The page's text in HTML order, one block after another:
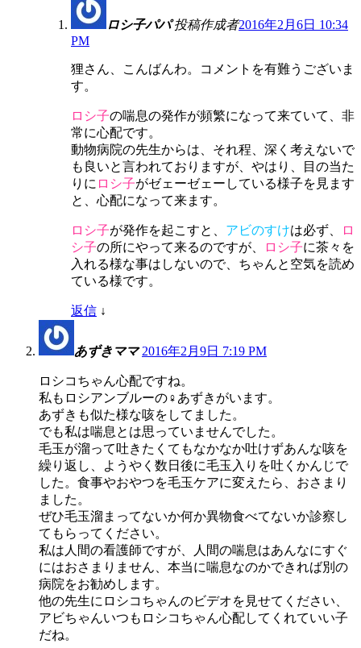
ロシ子パパ 投稿作成者2016年2月6日 10:34
PM
狸さん、こんばんわ。コメントを有難うございま
す。
ロシ子の喘息の発作が頻繁になって来ていて、非
常に心配です。
動物病院の先生からは、それ程、深く考えないで
も良いと言われておりますが、やはり、目の当た
りに ロシ子がゼェーゼェーしている様子を見ます
と、心配になって来ます。
ロシ子が発作を起こすと、 アビのすけは必ず、
ロ
シ子の所にやって来るのですが、 ロシ子に茶々を
入れる様な事はしないので、ちゃんと空気を読め
ている様です。
返信 ↓
あずきママ 2016年2月9日 7:19 PM
ロシコちゃん心配ですね。
私もロシアンブルーの♀あずきがいます。
あずきも似た様な咳をしてました。
でも私は喘息とは思っていませんでした。
毛玉が溜って吐きたくてもなかなか吐けずあんな咳を
繰り返し、ようやく数日後に毛玉入りを吐くかんじで
した。食事やおやつを毛玉ケアに変えたら、おさまり
ました。
ぜひ毛玉溜まってないか何か異物食べてないか診察し
てもらってください。
私は人間の看護師ですが、人間の喘息はあんなにすぐ
にはおさまりません、本当に喘息なのかできれば別の
病院をお勧めします。
他の先生にロシコちゃんのビデオを見せてください、
アビちゃんいつもロシコちゃん心配してくれていい子
だね。